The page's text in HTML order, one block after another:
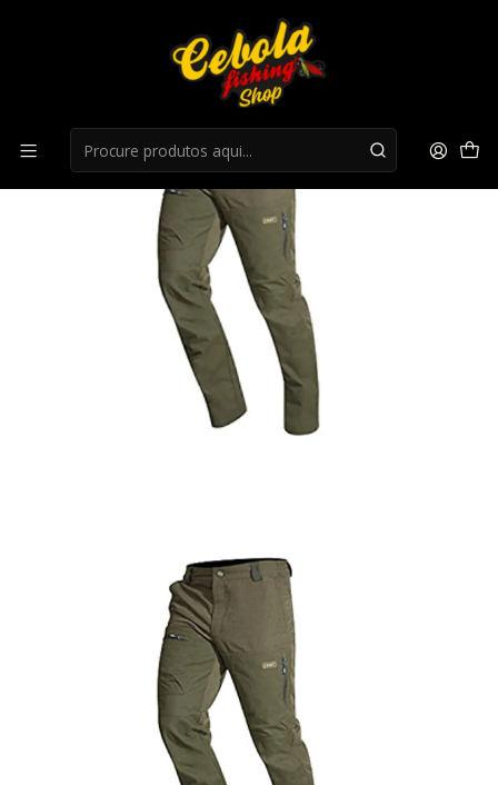
Calças Hart Muguet-T Dark Olive